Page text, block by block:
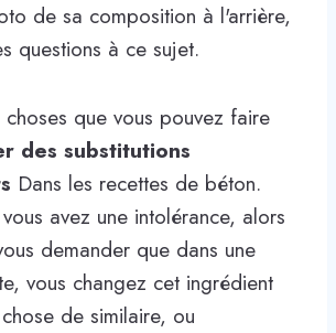
de sa composition à l'arrière,
questions à ce sujet.
choses que vous pouvez faire
des substitutions
Dans les recettes de béton.
avez une intolérance, alors
demander que dans une
vous changez cet ingrédient
de similaire, ou